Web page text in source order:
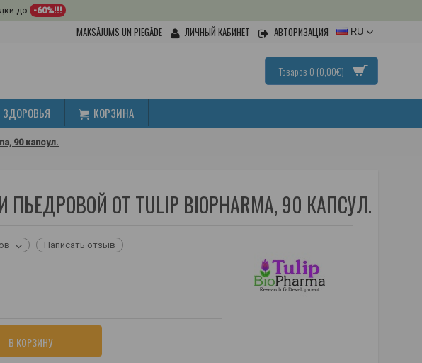
до -60%!!!
MAKSĀJUMS UN PIEGĀDE ЛИЧНЫЙ КАБИНЕТ АВТОРИЗАЦИЯ RU
Товаров 0 (0,00€)
КОРЗИНА
90 капсул.
ОТ TULIP BIOPHARMA, 90 КАПСУЛ.
Написать отзыв
В КОРЗИНУ